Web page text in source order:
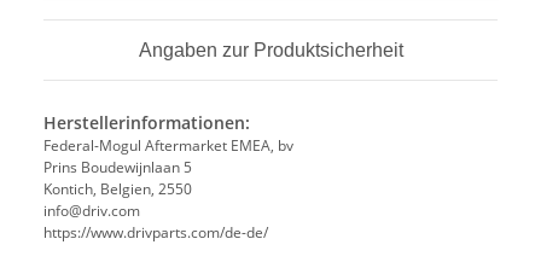
Angaben zur Produktsicherheit
Herstellerinformationen:
Federal-Mogul Aftermarket EMEA, bv
Prins Boudewijnlaan 5
Kontich, Belgien, 2550
info@driv.com
https://www.drivparts.com/de-de/